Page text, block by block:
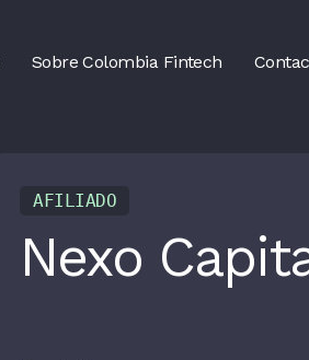
Sobre Colombia Fintech
AFILIADO
Nexo